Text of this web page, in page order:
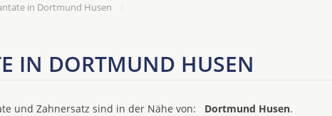
in Dortmund Husen
IN DORTMUND HUSEN
und Zahnersatz sind in der Nähe von: Dortmund Husen.